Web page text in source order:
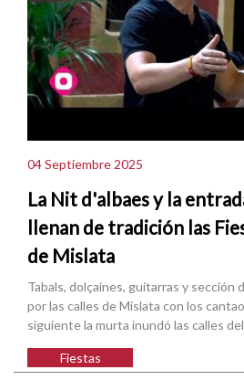
04 Septiembre 2025
La Nit d'albaes y la
llenan de tradición las
de Mislata
Tabals, dolçaines, guitarras y sección
por las calles de Mislata con los
siguiente la murta inundó las calles
Fiestas